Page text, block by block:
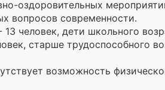
оздоровительных
вопросов современности.
человек, дети школьного
старше трудоспособного
возможность